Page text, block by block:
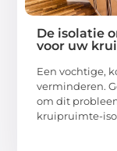
De isolatie
voor uw
Een vochtige,
verminderen.
om dit
kruipruimte-